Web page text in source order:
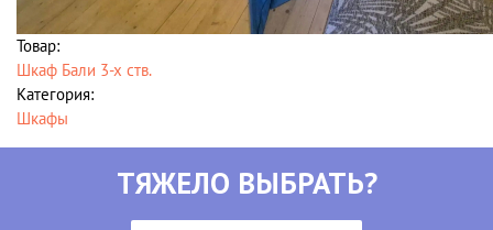
Товар:
Шкаф Бали 3-х ств.
Категория:
Шкафы
ТЯЖЕЛО ВЫБРАТЬ?